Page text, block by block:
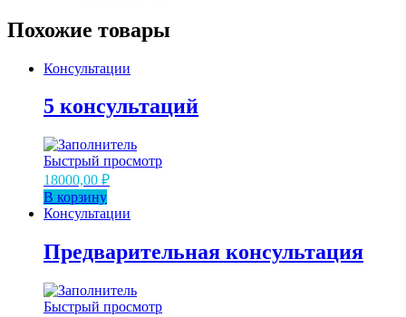
Похожие товары
Консультации
5 консультаций
Быстрый просмотр
18000,00 ₽
В корзину
Консультации
Предварительная консультация
Быстрый просмотр